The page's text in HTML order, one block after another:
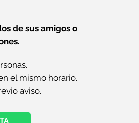
de sus amigos o
el mismo horario.
aviso.